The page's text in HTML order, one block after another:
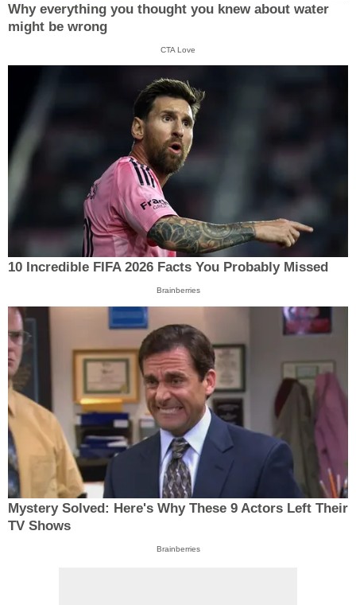
Why everything you thought you knew about water
might be wrong
CTA Love
10 Incredible FIFA 2026 Facts You Probably Missed
Brainberries
Mystery Solved: Here's Why These 9 Actors Left Their
TV Shows
Brainberries